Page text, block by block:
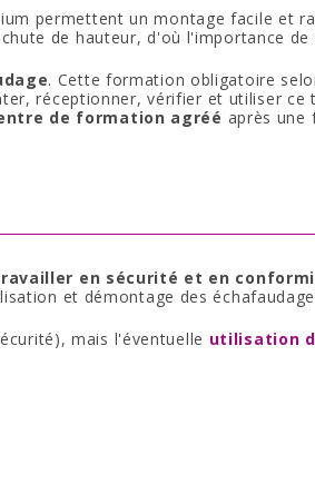
permettent un montage facile et
de hauteur, d'où l'importance de
. Cette formation obligatoire
réceptionner, vérifier et utiliser ce
de formation agréé après une
en sécurité et en
et démontage des
mais l'éventuelle utilisation